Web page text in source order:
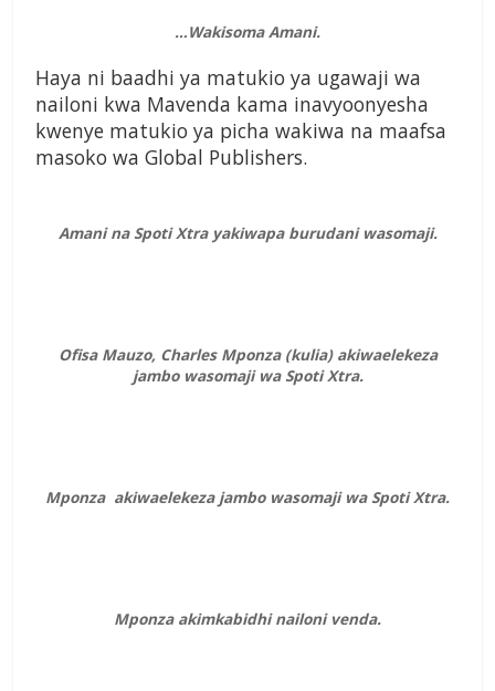
…Wakisoma Amani.
Haya ni baadhi ya matukio ya ugawaji wa
nailoni kwa Mavenda kama inavyoonyesha
kwenye matukio ya picha wakiwa na maafsa
masoko wa Global Publishers.
Amani na Spoti Xtra yakiwapa burudani wasomaji.
Ofisa Mauzo, Charles Mponza (kulia) akiwaelekeza
jambo wasomaji wa Spoti Xtra.
Mponza akiwaelekeza jambo wasomaji wa Spoti Xtra.
Mponza akimkabidhi nailoni venda.